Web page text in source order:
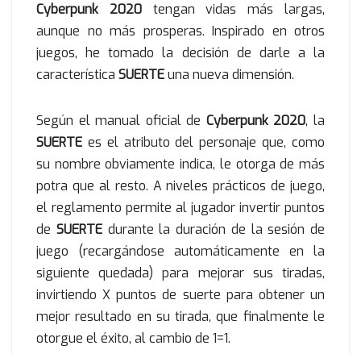
Cyberpunk 2020tengan vidas más largas,
aunque no más prosperas. Inspirado en otros
juegos, he tomado la decisión de darle a la
característica SUERTEuna nueva dimensión.
Según el manual oficial de Cyberpunk 2020, la
SUERTE es el atributo del personaje que, como
su nombre obviamente indica, le otorga de más
potra que al resto. A niveles prácticos de juego,
el reglamento permite al jugador invertir puntos
de SUERTEdurante la duración de la sesión de
juego (recargándose automáticamente en la
siguiente quedada) para mejorar sus tiradas,
invirtiendo X puntos de suerte para obtener un
mejor resultado en su tirada, que finalmente le
otorgue el éxito, al cambio de 1=1.